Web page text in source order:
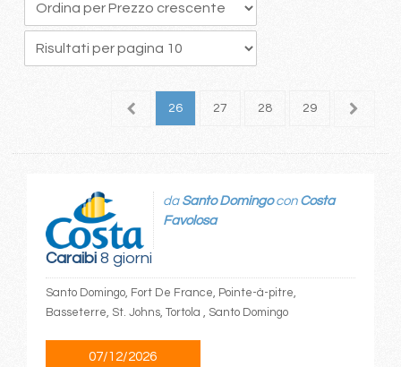
25 26 27 28 29 30
Caraibi8 giorni
da Santo Domingocon Costa
Favolosa
Santo Domingo, Fort De France, Pointe-à-pitre,
Basseterre, St. Johns, Tortola , Santo Domingo
07/12/2026